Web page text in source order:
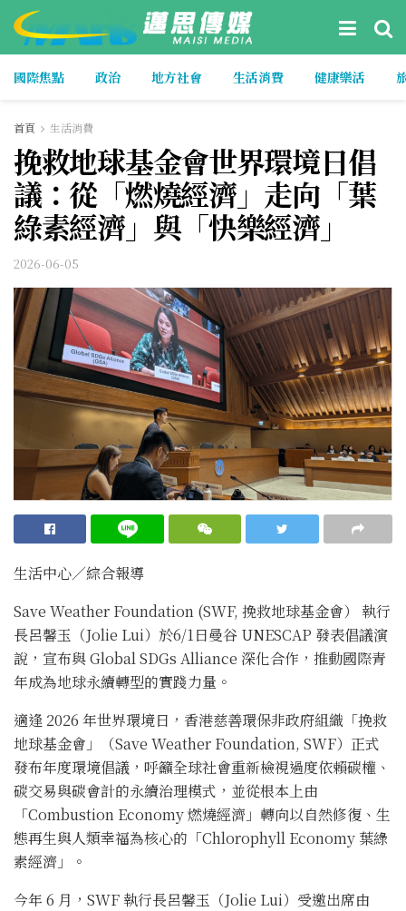
國際焦點 政治 地方社會 生活消費 健康樂活
首頁 生活消費
挽救地球基金會世界環境日倡
議：從「燃燒經濟」走向「葉
綠素經濟」與「快樂經濟」
2026-06-05
生活中心／綜合報導
Save Weather Foundation (SWF, 挽救地球基金會） 執行
長呂馨玉（Jolie Lui）於6/1日曼谷 UNESCAP 發表倡議演
說，宣布與 Global SDGs Alliance 深化合作，推動國際青
年成為地球永續轉型的實踐力量。
適逢 2026 年世界環境日，香港慈善環保非政府組織「挽救
地球基金會」（Save Weather Foundation, SWF）正式
發布年度環境倡議，呼籲全球社會重新檢視過度依賴碳權、
碳交易與碳會計的永續治理模式，並從根本上由
「Combustion Economy 燃燒經濟」轉向以自然修復、生
態再生與人類幸福為核心的「Chlorophyll Economy 葉綠
素經濟」。
今年 6 月，SWF 執行長呂馨玉（Jolie Lui）受邀出席由